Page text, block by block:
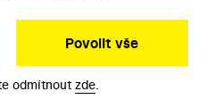
Povolit vše
odmítnout zde